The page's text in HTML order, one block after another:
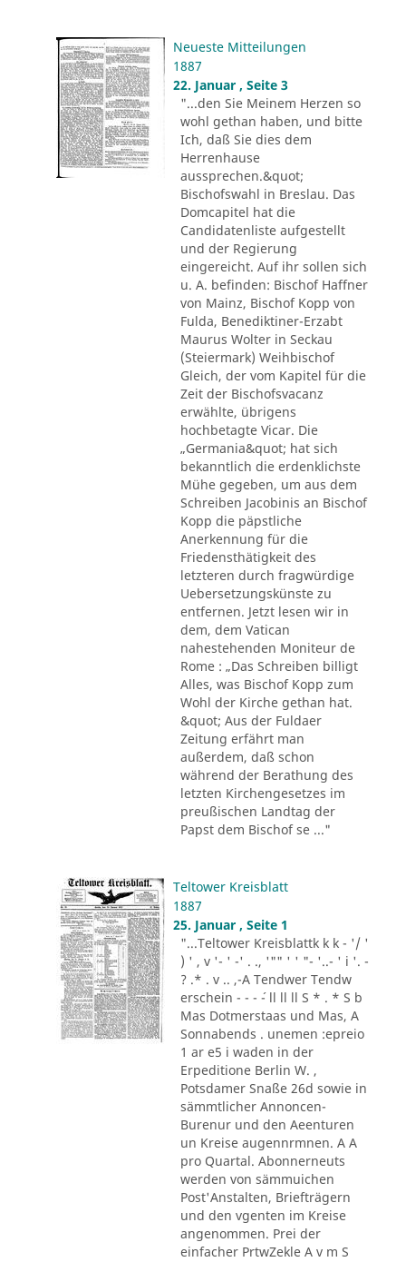
Neueste Mitteilungen
1887
22. Januar , Seite 3
"...den Sie Meinem Herzen so
wohl gethan haben, und bitte
Ich, daß Sie dies dem
Herrenhause
aussprechen.&quot;
Bischofswahl in Breslau. Das
Domcapitel hat die
Candidatenliste aufgestellt
und der Regierung
eingereicht. Auf ihr sollen sich
u. A. befinden: Bischof Haffner
von Mainz, Bischof Kopp von
Fulda, Benediktiner-Erzabt
Maurus Wolter in Seckau
(Steiermark) Weihbischof
Gleich, der vom Kapitel für die
Zeit der Bischofsvacanz
erwählte, übrigens
hochbetagte Vicar. Die
„Germania&quot; hat sich
bekanntlich die erdenklichste
Mühe gegeben, um aus dem
Schreiben Jacobinis an Bischof
Kopp die päpstliche
Anerkennung für die
Friedensthätigkeit des
letzteren durch fragwürdige
Uebersetzungskünste zu
entfernen. Jetzt lesen wir in
dem, dem Vatican
nahestehenden Moniteur de
Rome : „Das Schreiben billigt
Alles, was Bischof Kopp zum
Wohl der Kirche gethan hat.
&quot; Aus der Fuldaer
Zeitung erfährt man
außerdem, daß schon
während der Berathung des
letzten Kirchengesetzes im
preußischen Landtag der
Papst dem Bischof se ..."
Teltower Kreisblatt
1887
25. Januar , Seite 1
"...Teltower Kreisblattk k k - '/ '
) ' , v '- ' -' . ., '"" ' ' "- '..- ' i '. -
? .* . v .. ,-A Tendwer Tendw
erschein - - - ´- ll ll ll S * . * S b
Mas Dotmerstaas und Mas, A
Sonnabends . unemen :epreio
1 ar e5 i waden in der
Erpeditione Berlin W. ,
Potsdamer Snaße 26d sowie in
sämmtlicher Annoncen-
Burenur und den Aeenturen
un Kreise augennrmnen. A A
pro Quartal. Abonnerneuts
werden von sämmuichen
Post'Anstalten, Briefträgern
und den vgenten im Kreise
angenommen. Prei der
einfacher PrtwZekle A v m S